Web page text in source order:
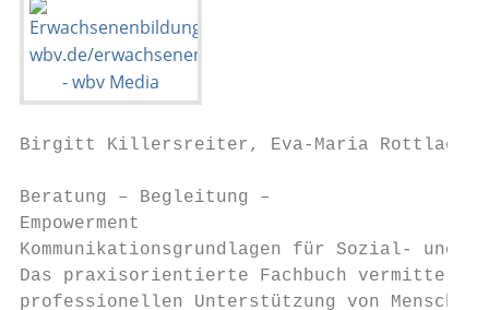
Birgitt Killersreiter, Eva-Maria
Beratung – Begleitung –
Empowerment
Kommunikationsgrundlagen für Sozial- und
Das praxisorientierte Fachbuch vermittelt
professionellen Unterstützung von